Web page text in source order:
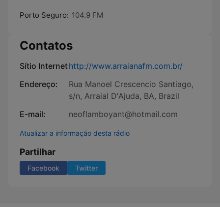
Porto Seguro: 104.9 FM
Contatos
Sítio Internethttp://www.arraianafm.com.br/
Endereço:
Rua Manoel Crescencio Santiago,
s/n, Arraial D'Ajuda, BA, Brazil
E-mail:
neoflamboyant@hotmail.com
Atualizar a informação desta rádio
Partilhar
Facebook Twitter